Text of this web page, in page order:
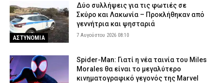
ΑΣΤΥΝΟΜΙΑ
Δύο συλλήψεις για τις φωτιές σε
Σκύρο και Λακωνία – Προκλήθηκαν από
γεννήτρια και ψησταριά
7 Αυγούστου 2026 08:10
Spider-Man: Γιατί η νέα ταινία του Miles
Morales θα είναι το μεγαλύτερο
κινηματογραφικό γεγονός της Marvel